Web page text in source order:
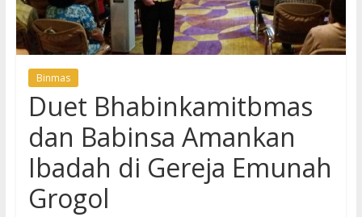
Binmas
Duet Bhabinkamitbmas
dan Babinsa Amankan
Ibadah di Gereja Emunah
Grogol